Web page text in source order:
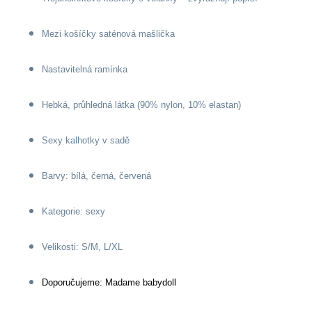
Mezi košíčky saténová mašlička
Nastavitelná ramínka
Hebká, průhledná látka (90% nylon, 10% elastan)
Sexy kalhotky v sadě
Barvy: bílá, černá, červená
Kategorie: sexy
Velikosti: S/M, L/XL
Doporučujeme: Madame babydoll